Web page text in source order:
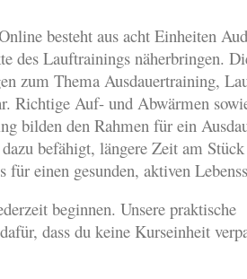
besteht aus acht Einheiten
des Lauftrainings näherbringen.
zum Thema Ausdauertraining,
Richtige Auf- und Abwärmen
bilden den Rahmen für ein
befähigt, längere Zeit am
für einen gesunden, aktiven
beginnen. Unsere praktische
dass du keine Kurseinheit